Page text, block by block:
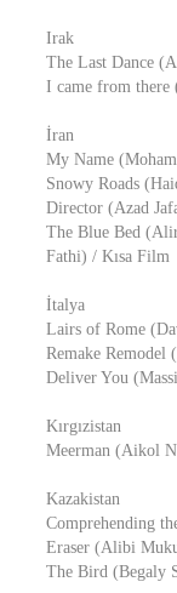
Irak
The Last Dance
I came from there
İran
My Name
Snowy Roads
Director (Azad
The Blue Bed
Fathi) / Kısa Film
İtalya
Lairs of Rome
Remake Remodel
Deliver You
Kırgızistan
Meerman (Aikol
Kazakistan
Comprehending
Eraser (Alibi
The Bird (Begaly